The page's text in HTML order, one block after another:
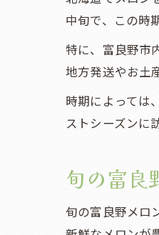
中旬で、この時
特に、富良野市
地方発送やお土
時期によっては
ストシーズンに
旬の富良
旬の富良野メロ